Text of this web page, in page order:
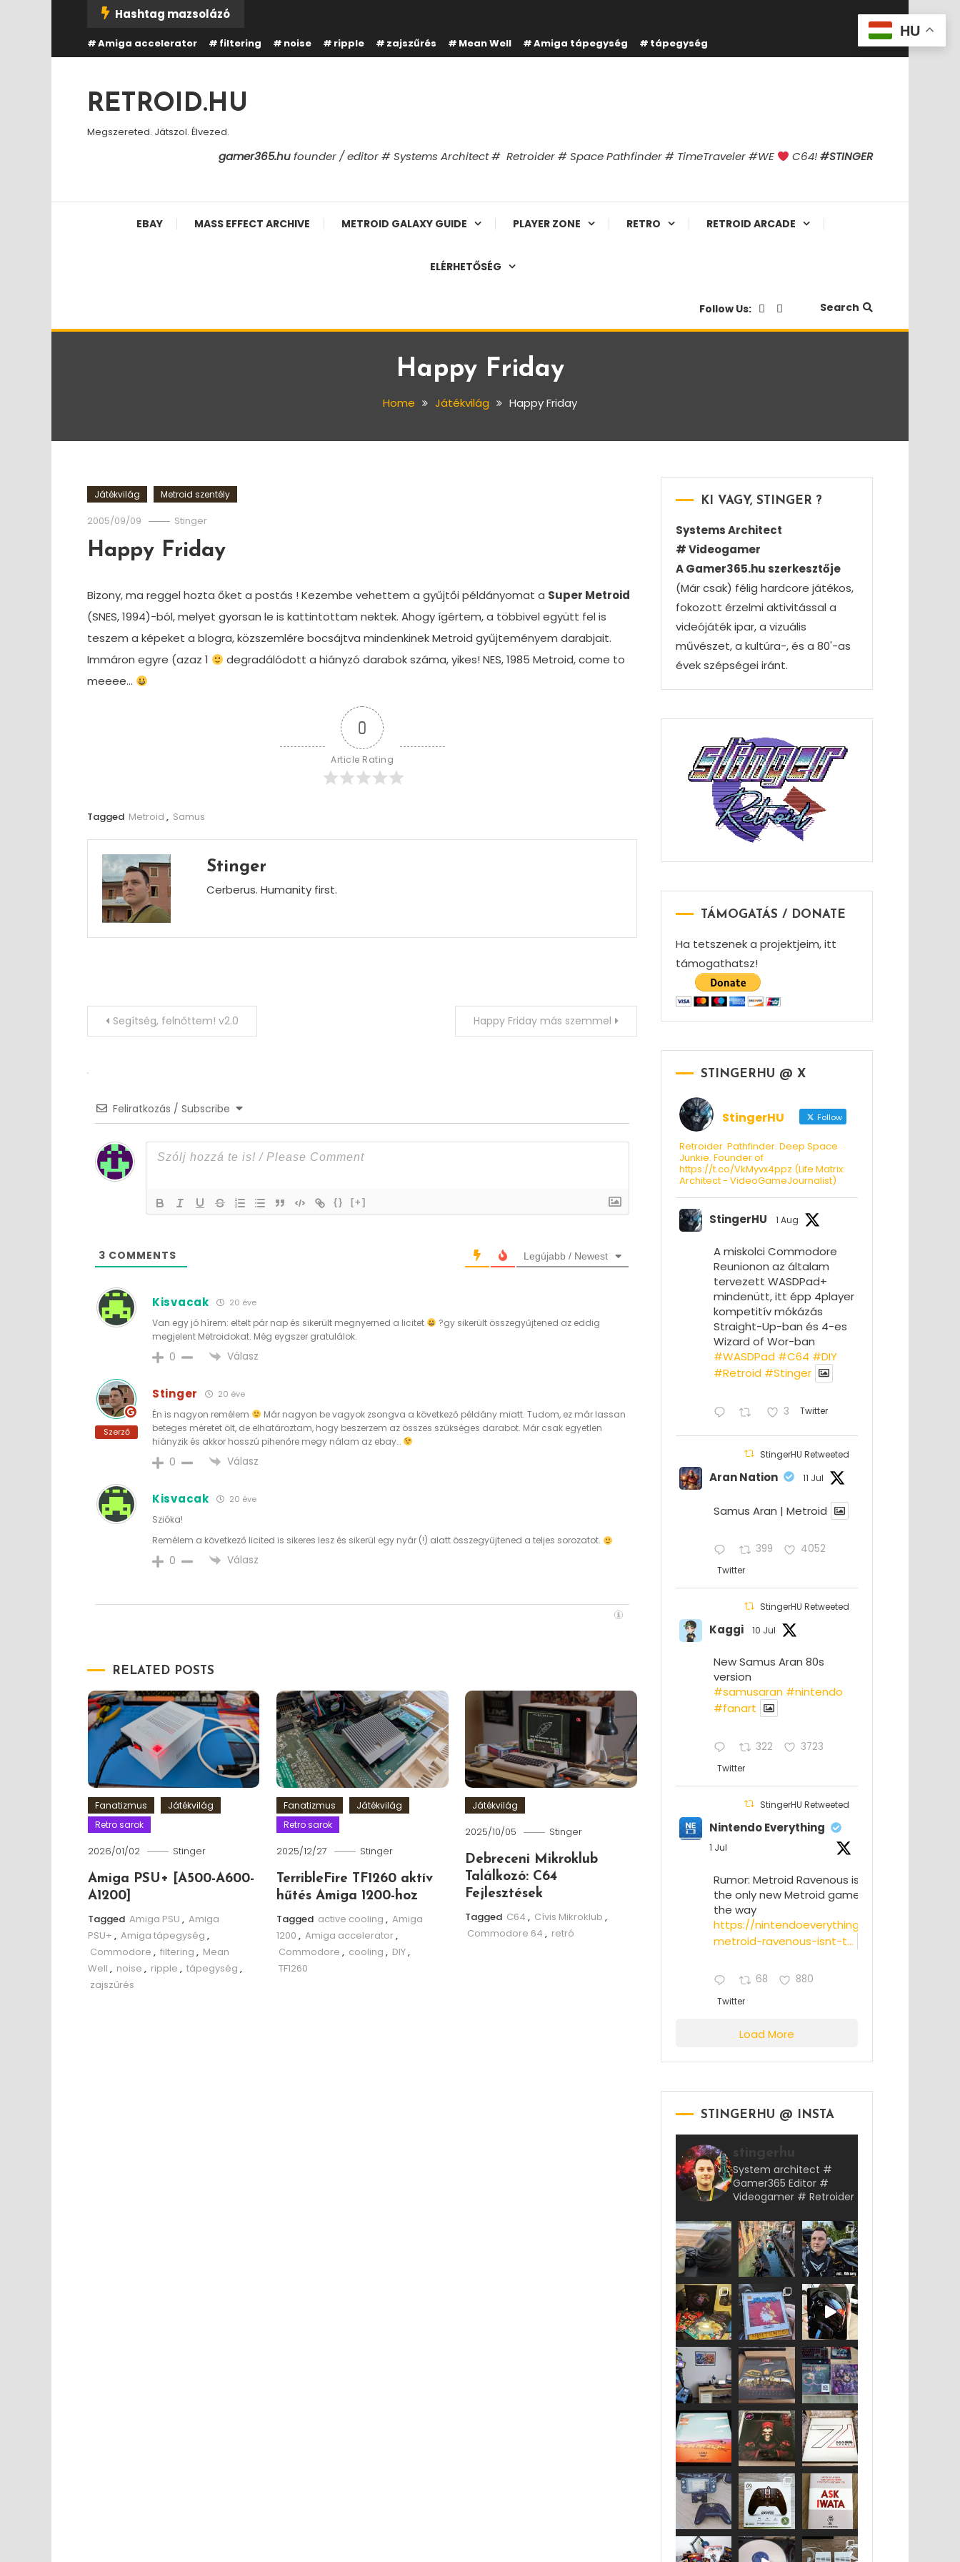
Content
Hashtag mazsolázó
Amiga accelerator filtering noise ripple zajszűrés Mean Well Amiga tápegység tápegység
RETROID.HU
Megszereted. Játszol. Élvezed.
gamer365.hufounder / editor # Systems Architect # Retroider # Space Pathfinder # TimeTraveler #WE C64!#STINGER
EBAY MASS EFFECT ARCHIVE METROID GALAXY GUIDE PLAYER ZONE RETRO RETROID ARCADE
ELÉRHETŐSÉG
Follow Us: Search
Happy Friday
Home Játékvilág Happy Friday
Játékvilág Metroid szentély
2005/09/09 Stinger
Happy Friday
Bizony, ma reggel hozta őket a postás ! Kezembe vehettem a gyűjtői példányomat a Super Metroid
(SNES, 1994)-ból, melyet gyorsan le is kattintottam nektek. Ahogy ígértem, a többivel együtt fel is
teszem a képeket a blogra, közszemlére bocsájtva mindenkinek Metroid gyűjteményem darabjait.
Immáron egyre (azaz 1
degradálódott a hiányzó darabok száma, yikes! NES, 1985 Metroid, come to
meeee…
0
Article Rating
Tagged Metroid , Samus
Stinger
Cerberus. Humanity first.
PostSegítség, felnőttem! v2.0 Happy Friday más szemmel
Feliratkozás / Subscribe
{} [+]
3 COMMENTS Legújabb / Newest
Kisvacak 20 éve
Van egy jó hírem: eltelt pár nap és sikerült megnyerned a licitet
?gy sikerült összegyűjtened az eddig
megjelent Metroidokat. Még eygszer gratulálok.
0 Válasz
Szerző
Stinger 20 éve
Én is nagyon remélem
Már nagyon be vagyok zsongva a következő példány miatt. Tudom, ez már lassan
beteges méretet ölt, de elhatároztam, hogy beszerzem az összes szükséges darabot. Már csak egyetlen
hiányzik és akkor hosszú pihenőre megy nálam az ebay…
0 Válasz
Kisvacak 20 éve
Szióka!
Remélem a következő licited is sikeres lesz és sikerül egy nyár (!) alatt összegyűjtened a teljes sorozatot.
0 Válasz
RELATED POSTS
Fanatizmus
Játékvilág
Retro sarok
2026/01/02 Stinger
Amiga PSU+ [A500-A600-
A1200]
Tagged Amiga PSU , Amiga
PSU+ , Amiga tápegység ,
Commodore , filtering , Mean
Well , noise , ripple , tápegység ,
zajszűrés
Fanatizmus
Játékvilág
Retro sarok
2025/12/27 Stinger
TerribleFire TF1260 aktív
hűtés Amiga 1200-hoz
Tagged active cooling , Amiga
1200 , Amiga accelerator,
Commodore , cooling , DIY,
TF1260
Játékvilág
2025/10/05 Stinger
Debreceni Mikroklub
Találkozó: C64
Fejlesztések
Tagged C64 , Cívis Mikroklub ,
Commodore 64 , retró
KI VAGY, STINGER ?
Systems Architect
# Videogamer
A Gamer365.hu szerkesztője
(Már csak) félig hardcore játékos,
fokozott érzelmi aktivitással a
videójáték ipar, a vizuális
művészet, a kultúra-, és a 80'-as
évek szépségei iránt.
TÁMOGATÁS / DONATE
Ha tetszenek a projektjeim, itt
támogathatsz!
STINGERHU @ X
StingerHU Follow
Retroider. Pathfinder. Deep Space
Junkie. Founder of
https://t.co/VkMyvx4ppz (Life Matrix:
Architect - VideoGameJournalist)
StingerHU 1 Aug
A miskolci Commodore
Reunionon az általam
tervezett WASDPad+
mindenütt, itt épp 4player
kompetitív mókázás
Straight-Up-ban és 4-es
Wizard of Wor-ban
#WASDPad #C64 #DIY
#Retroid #Stinger
3 Twitter
StingerHU Retweeted
Aran Nation 11 Jul
Samus Aran | Metroid
399 4052
Twitter
StingerHU Retweeted
Kaggi 10 Jul
New Samus Aran 80s
version
#samusaran #nintendo
#fanartㅤㅤㅤㅤ
322 3723
Twitter
StingerHU Retweeted
Nintendo Everything
1 Jul
Rumor: Metroid Ravenous isn’t
the only new Metroid game on
the way
https://nintendoeverything.com/rumor-
metroid-ravenous-isnt-t...
68 880
Twitter
Load More
STINGERHU @ INSTA
stingerhu
System architect #
Gamer365 Editor #
Videogamer # Retroider
HU